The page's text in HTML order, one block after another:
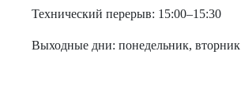
Технический перерыв: 15:00–15:30
Выходные дни: понедельник, вторник